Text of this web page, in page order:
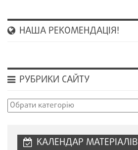
НАША РЕКОМЕНДАЦІЯ!
РУБРИКИ САЙТУ
Рубрики
КАЛЕНДАР МАТЕРІАЛІВ